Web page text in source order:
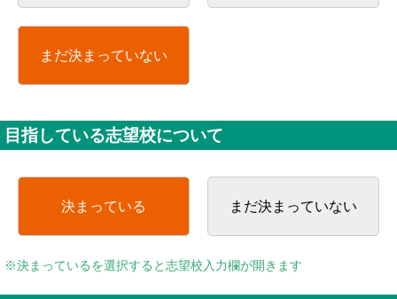
まだ決まっていない
目指している志望校について
決まっている まだ決まっていない
※決まっているを選択すると志望校入力欄が開きます